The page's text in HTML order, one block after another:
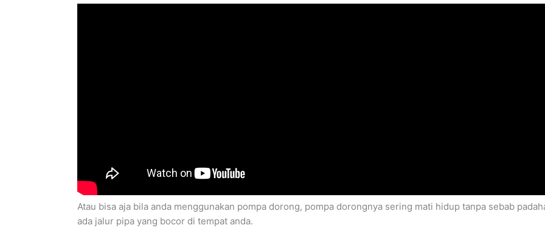
Atau bisa aja bila anda menggunakan pompa dorong, pompa dorongnya sering mati hidup tanpa sebab
ada jalur pipa yang bocor di tempat anda.